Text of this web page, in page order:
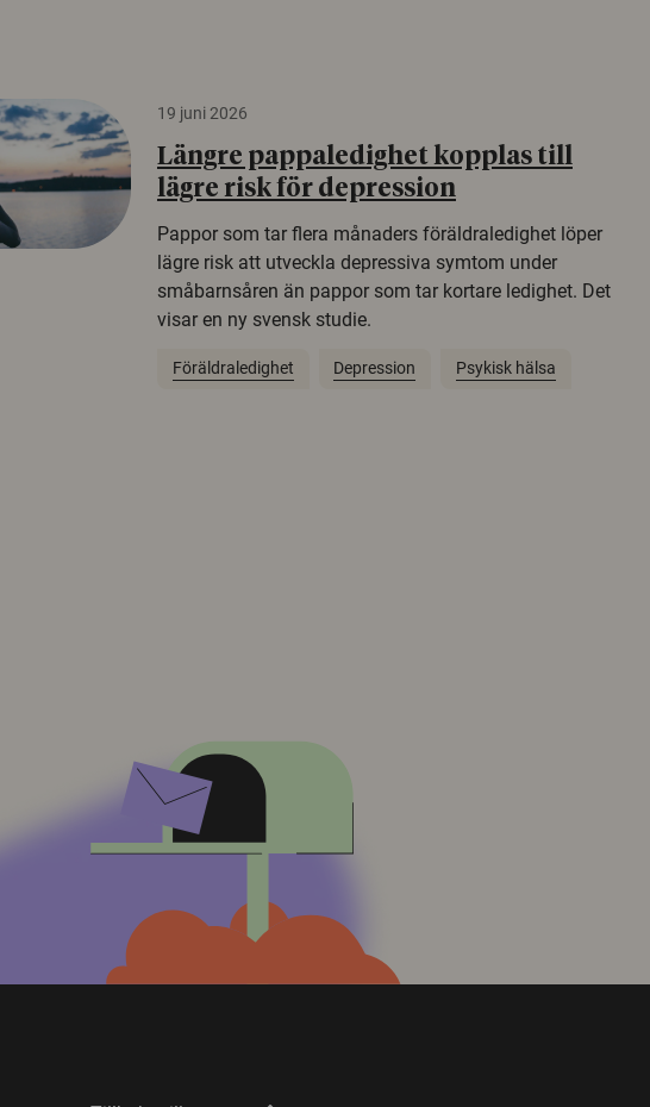
19 juni 2026
Längre pappaledighet kopplas till
lägre risk för depression
Pappor som tar flera månaders föräldraledighet löper
lägre risk att utveckla depressiva symtom under
småbarnsåren än pappor som tar kortare ledighet. Det
visar en ny svensk studie.
Föräldraledighet Depression Psykisk hälsa